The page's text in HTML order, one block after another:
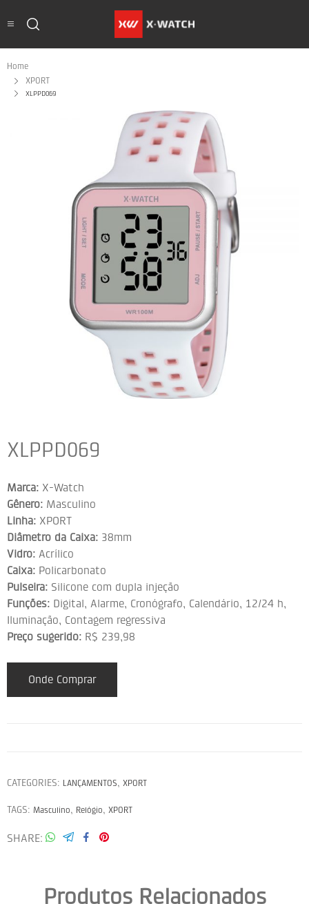
Home
XPORT
XLPPD069
XLPPD069
Marca: X-Watch
Gênero: Masculino
Linha: XPORT
Diâmetro da Caixa: 38mm
Vidro: Acrílico
Caixa: Policarbonato
Pulseira: Silicone com dupla injeção
Funções: Digital, Alarme, Cronógrafo, Calendário, 12/24 h,
Iluminação, Contagem regressiva
Preço sugerido: R$ 239,98
Onde Comprar
CATEGORIES: LANÇAMENTOS, XPORT
TAGS: Masculino, Relógio, XPORT
SHARE
Produtos Relacionados